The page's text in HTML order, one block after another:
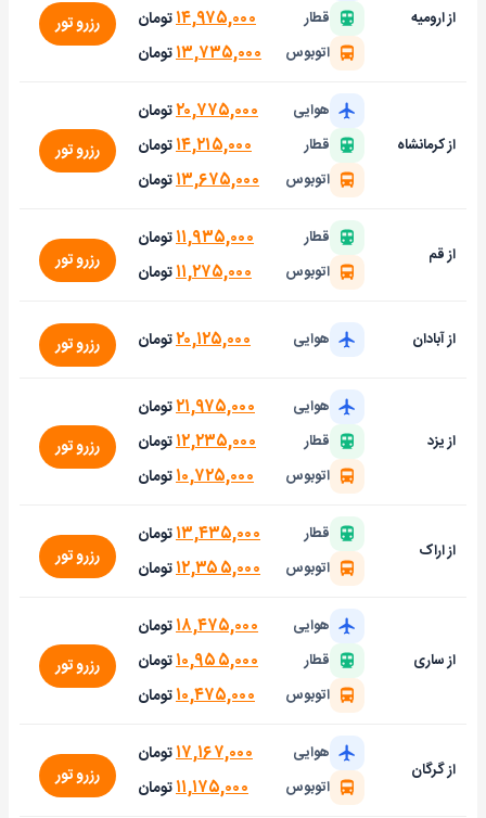
از ارومیه قطار ۱۴,۹۷۵,۰۰۰تومان
اتوبوس ۱۳,۷۳۵,۰۰۰تومان
رزرو تور
از کرمانشاه
هوایی ۲۰,۷۷۵,۰۰۰تومان
قطار ۱۴,۲۱۵,۰۰۰تومان
اتوبوس ۱۳,۶۷۵,۰۰۰تومان
رزرو تور
از قم
قطار ۱۱,۹۳۵,۰۰۰تومان
اتوبوس ۱۱,۲۷۵,۰۰۰تومان رزرو تور
از آبادان هوایی ۲۰,۱۲۵,۰۰۰تومان رزرو تور
از یزد
هوایی ۲۱,۹۷۵,۰۰۰تومان
قطار ۱۲,۲۳۵,۰۰۰تومان
اتوبوس ۱۰,۷۲۵,۰۰۰تومان
رزرو تور
از اراک
قطار ۱۳,۴۳۵,۰۰۰تومان
اتوبوس ۱۲,۳۵۵,۰۰۰تومان رزرو تور
از ساری
هوایی ۱۸,۴۷۵,۰۰۰تومان
قطار ۱۰,۹۵۵,۰۰۰تومان
اتوبوس ۱۰,۴۷۵,۰۰۰تومان
رزرو تور
از گرگان
هوایی ۱۷,۱۶۷,۰۰۰تومان
اتوبوس ۱۱,۱۷۵,۰۰۰تومان رزرو تور